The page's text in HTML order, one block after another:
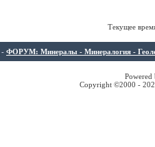
Текущее
- ФОРУМ: Минералы - Минералогия -
Copyright ©2000 -